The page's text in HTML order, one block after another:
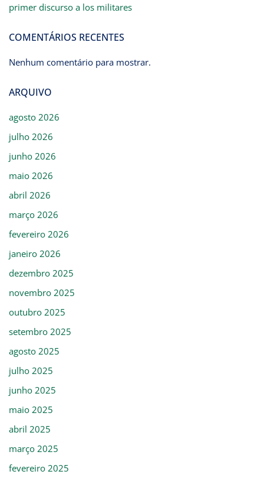
primer discurso a los militares
COMENTÁRIOS RECENTES
Nenhum comentário para mostrar.
ARQUIVO
agosto 2026
julho 2026
junho 2026
maio 2026
abril 2026
março 2026
fevereiro 2026
janeiro 2026
dezembro 2025
novembro 2025
outubro 2025
setembro 2025
agosto 2025
julho 2025
junho 2025
maio 2025
abril 2025
março 2025
fevereiro 2025